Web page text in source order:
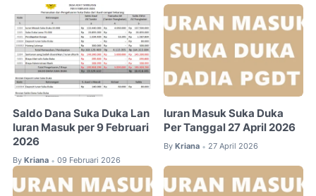
Saldo Dana Suka Duka Lan
Iuran Masuk per 9 Februari
2026
By Kriana • 09 Februari 2026
Iuran Masuk Suka Duka
Per Tanggal 27 April 2026
By Kriana • 27 April 2026